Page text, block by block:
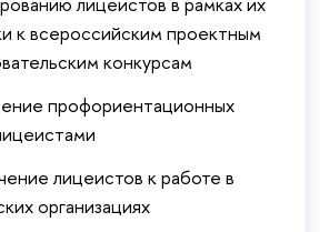
к всероссийским проектным
конкурсам
профориентационных
лицеистов к работе в
организациях